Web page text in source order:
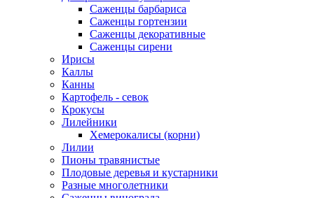
Саженцы барбариса
Саженцы гортензии
Саженцы декоративные
Саженцы сирени
Ирисы
Каллы
Канны
Картофель - севок
Крокусы
Лилейники
Хемерокалисы (корни)
Лилии
Пионы травянистые
Плодовые деревья и кустарники
Разные многолетники